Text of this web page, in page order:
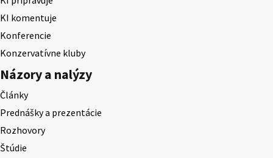
KI komentuje
Konferencie
Konzervatívne kluby
Názory a nalýzy
Články
Prednášky a prezentácie
Rozhovory
Štúdie